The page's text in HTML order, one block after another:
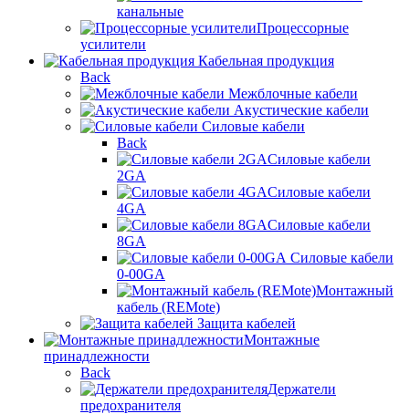
канальные
Процессорные
усилители
Кабельная продукция
Back
Межблочные кабели
Акустические кабели
Силовые кабели
Back
Силовые кабели
2GA
Силовые кабели
4GA
Силовые кабели
8GA
Силовые кабели
0-00GA
Монтажный
кабель (REMote)
Защита кабелей
Монтажные
принадлежности
Back
Держатели
предохранителя